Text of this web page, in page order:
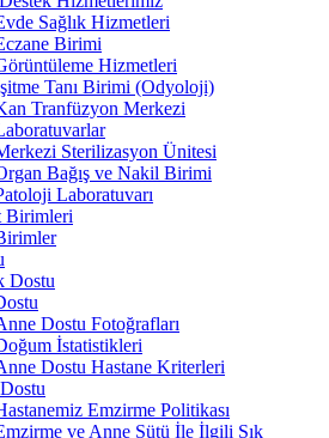
Sağlık Hizmetleri
Birimi
Hizmetleri
Tanı Birimi (Odyoloji)
Tranfüzyon Merkezi
Sterilizasyon Ünitesi
Bağış ve Nakil Birimi
Laboratuvarı
Birimleri
Dostu
Dostu Fotoğrafları
İstatistikleri
Dostu Hastane Kriterleri
Emzirme Politikası
ve Anne Sütü İle İlgili Sık